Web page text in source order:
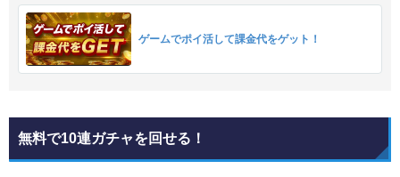
ゲームでポイ活して課金代をゲット！
無料で10連ガチャを回せる！